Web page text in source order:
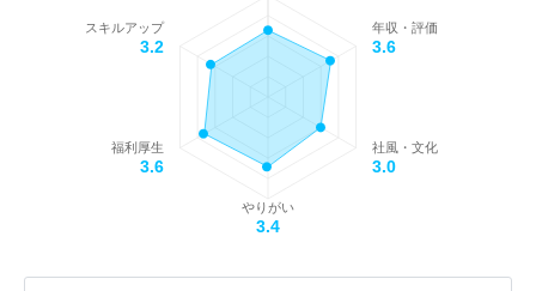
年収・評価
3.6
社風・文化
3.0
やりがい
3.4
福利厚生
3.6
スキルアップ
3.2